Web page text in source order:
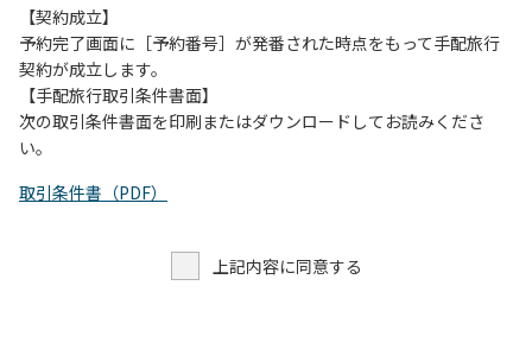
（１）川原にテントやタープを張らない。
（２）雨が降ったときは川原で遊ばない。
（３）カムイコタン公園キャンプ場で雨が降らなくても、上
流で雨が降り急に増水することがあるので、水の濁りに注意
し、濁り始めたときには直ちに川原での遊びを中止する。
（４）キャンプ場の管理者や地元住民から川についての注意
【契約成立】
予約完了画面に［予約番号］が発番された時点をもって手配旅行
契約が成立します。
【手配旅行取引条件書面】
次の取引条件書面を印刷またはダウンロードしてお読みくださ
い。
取引条件書（PDF）
上記内容に同意する